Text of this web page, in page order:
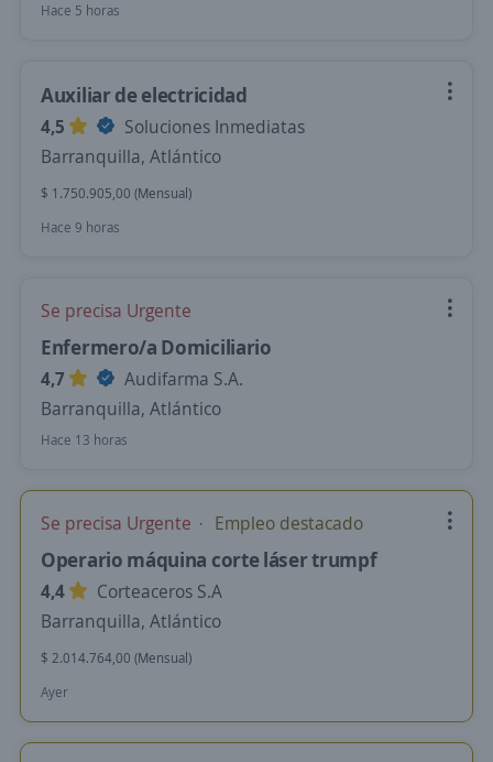
Hace 5 horas
Auxiliar de electricidad
4,5
Soluciones Inmediatas
Barranquilla, Atlántico
$ 1.750.905,00 (Mensual)
Hace 9 horas
Se precisa Urgente
Enfermero/a Domiciliario
4,7
Audifarma S.A.
Barranquilla, Atlántico
Hace 13 horas
Se precisa Urgente Empleo destacado
Operario máquina corte láser trumpf
4,4
Corteaceros S.A
Barranquilla, Atlántico
$ 2.014.764,00 (Mensual)
Ayer